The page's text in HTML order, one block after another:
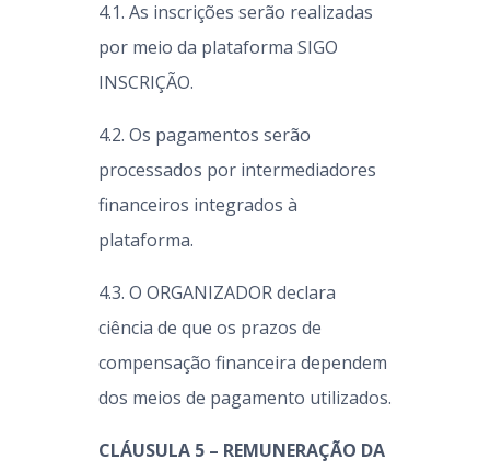
4.1. As inscrições serão realizadas
por meio da plataforma SIGO
INSCRIÇÃO.
4.2. Os pagamentos serão
processados por intermediadores
financeiros integrados à
plataforma.
4.3. O ORGANIZADOR declara
ciência de que os prazos de
compensação financeira dependem
dos meios de pagamento utilizados.
CLÁUSULA 5 – REMUNERAÇÃO DA